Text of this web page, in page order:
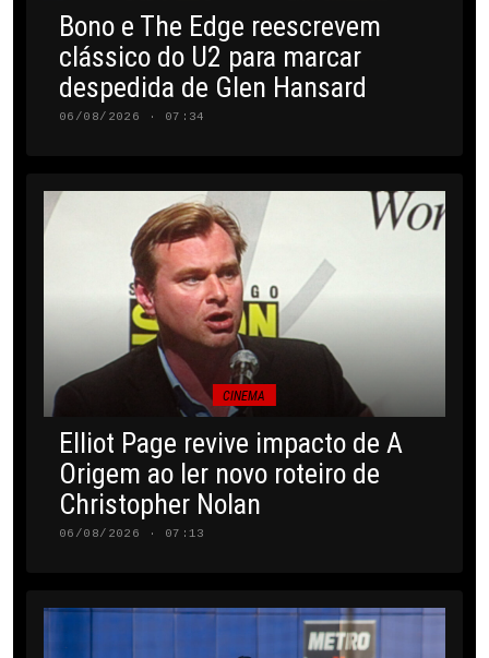
Bono e The Edge reescrevem
clássico do U2 para marcar
despedida de Glen Hansard
06/08/2026 · 07:34
CINEMA
Elliot Page revive impacto de A
Origem ao ler novo roteiro de
Christopher Nolan
06/08/2026 · 07:13